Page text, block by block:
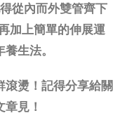
從內而外雙管齊下
加上簡單的伸展運
生法。
燙！記得分享給關
見！